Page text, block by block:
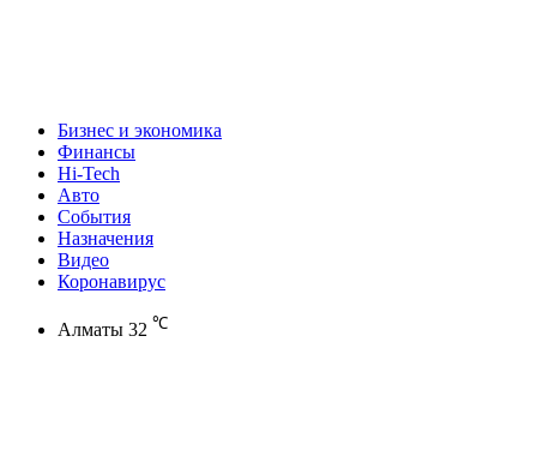
Бизнес и экономика
Финансы
Hi-Tech
Авто
События
Назначения
Видео
Коронавирус
Алматы 32 ℃